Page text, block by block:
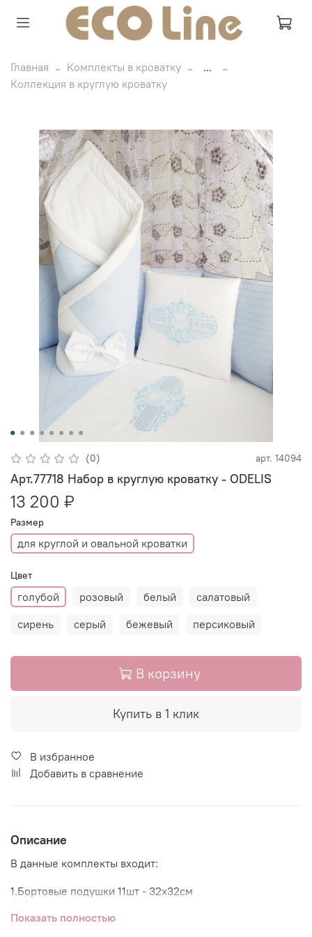
Главная Комплекты в кроватку
...
Коллекция в круглую кроватку
(0) арт. 14094
Арт.77718 Набор в круглую кроватку - ODELIS
13 200 ₽
Размер
для круглой и овальной кроватки
Цвет
голубой розовый белый
салатовый
сирень
серый бежевый персиковый
В корзину
Купить в 1 клик
В избранное
Добавить в сравнение
Описание
В данные комплекты входит:
1.Бортовые подушки 11шт - 32х32см
конверт на выписку.
Показать полностью